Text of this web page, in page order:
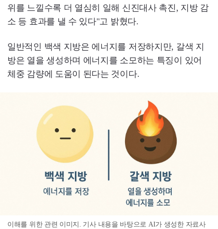
위를 느낄수록 더 열심히 일해 신진대사 촉진, 지방 감
소 등 효과를 낼 수 있다"고 밝혔다.
일반적인 백색 지방은 에너지를 저장하지만, 갈색 지
방은 열을 생성하며 에너지를 소모하는 특징이 있어
체중 감량에 도움이 된다는 것이다.
이해를 위한 관련 이미지. 기사 내용을 바탕으로 AI가 생성한 자료사